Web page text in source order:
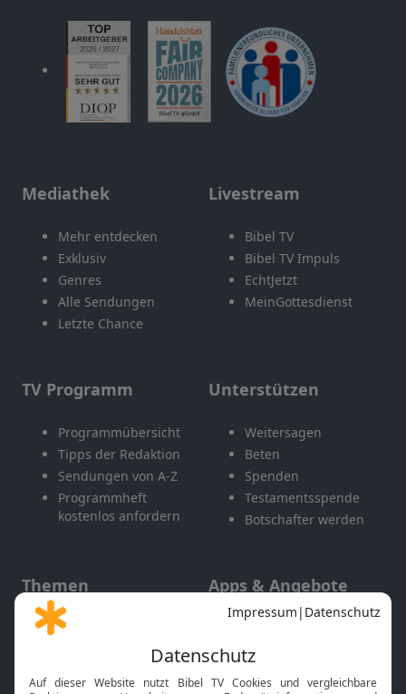
Mediathek
Mehr entdecken
Exklusiv
Genres
Alle Sendungen
Letzte Chance
Livestream
Bibel TV
Bibel TV Impuls
EchtJetzt
MeinGottesdienst
TV Programm
Programmübersicht
Tipps der Redaktion
Sendungen von A-Z
Programmheft
kostenlos anfordern
Unterstützen
Weitersagen
Beten
Spenden
Testamentsspende
Botschafter werden
Themen
Gott und Bibel erklärt
Apps & Angebote
Mobile App